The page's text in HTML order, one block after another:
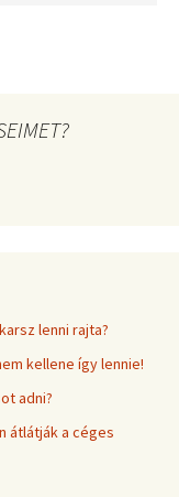
lenni rajta?
kellene így lennie!
adni?
átlátják a céges